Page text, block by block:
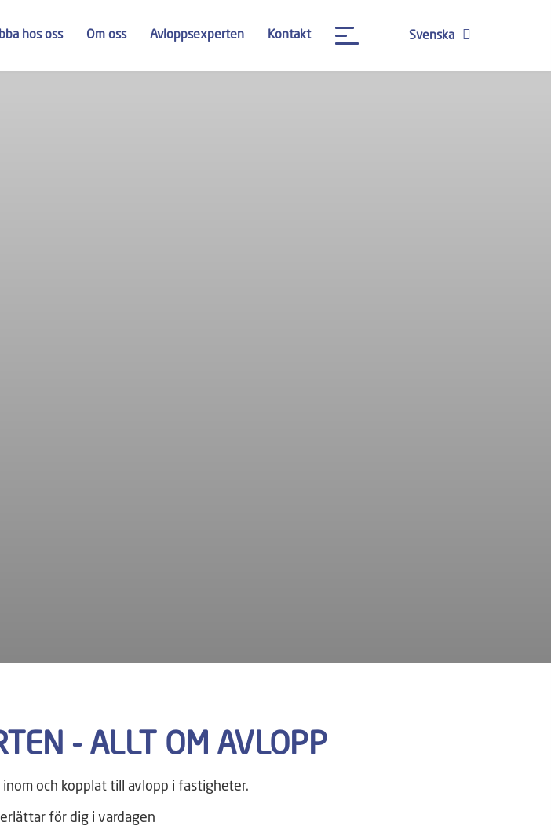
hos oss Om oss Avloppsexperten Kontakt Svenska
- ALLT OM AVLOPP
inom och kopplat till avlopp i fastigheter.
för dig i vardagen